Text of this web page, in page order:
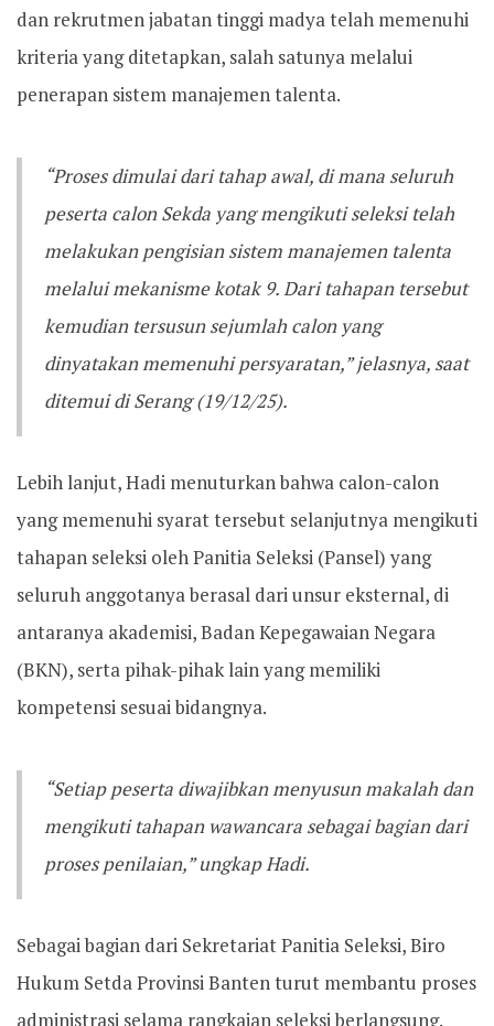
dan rekrutmen jabatan tinggi madya telah memenuhi
kriteria yang ditetapkan, salah satunya melalui
penerapan sistem manajemen talenta.
“Proses dimulai dari tahap awal, di mana seluruh
peserta calon Sekda yang mengikuti seleksi telah
melakukan pengisian sistem manajemen talenta
melalui mekanisme kotak 9. Dari tahapan tersebut
kemudian tersusun sejumlah calon yang
dinyatakan memenuhi persyaratan,” jelasnya, saat
ditemui di Serang (19/12/25).
Lebih lanjut, Hadi menuturkan bahwa calon-calon
yang memenuhi syarat tersebut selanjutnya mengikuti
tahapan seleksi oleh Panitia Seleksi (Pansel) yang
seluruh anggotanya berasal dari unsur eksternal, di
antaranya akademisi, Badan Kepegawaian Negara
(BKN), serta pihak-pihak lain yang memiliki
kompetensi sesuai bidangnya.
“Setiap peserta diwajibkan menyusun makalah dan
mengikuti tahapan wawancara sebagai bagian dari
proses penilaian,” ungkap Hadi.
Sebagai bagian dari Sekretariat Panitia Seleksi, Biro
Hukum Setda Provinsi Banten turut membantu proses
administrasi selama rangkaian seleksi berlangsung.